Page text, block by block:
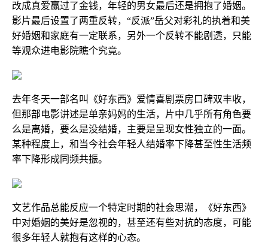
改成真爱赢过了金钱，年轻的男女最后还是拥抱了婚姻。
影片最后设置了两重反转，“反派”岳父对彩礼的执着和美
好婚姻和家庭有一定联系，另外一个反转不能剧透，只能
等观众进电影院瞧个究竟。
去年冬天一部名叫《好东西》爱情喜剧票房口碑双丰收，
但那部电影讲述是单亲妈妈的生活，片中几乎所有角色要
么是离婚，要么是没结婚，主要是呈现女性独立的一面。
某种程度上，和当今社会年轻人结婚率下降甚至性生活频
率下降形成同频共振。
文艺作品总能反应一个特定时期的社会思潮，《好东西》
中对婚姻的美好是忽视的，甚至还有些对抗的态度，可能
很多年轻人就抱有这样的心态。